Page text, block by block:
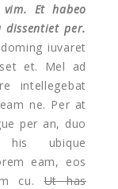
Et habeo
dissentiet per.
iuvaret
et. Mel ad
intellegebat
ne. Per at
per an, duo
ubique
eam, eos
cu.Ut has